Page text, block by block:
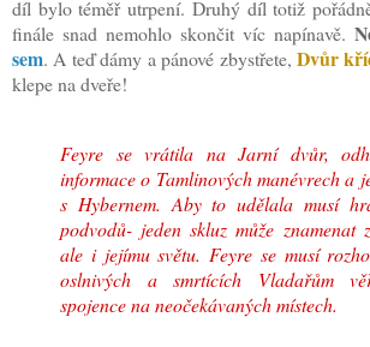
díl bylo téměř utrpení. Druhý díl totiž
finále snad nemohlo skončit víc napínavě.
sem. A teď dámy a pánové zbystřete, Dvůr
klepe na dveře!
Feyre se vrátila na Jarní dvůr,
informace o Tamlinových manévrech a
s Hybernem. Aby to udělala musí
podvodů- jeden skluz může znamenat
ale i jejímu světu. Feyre se musí
oslnivých a smrtících Vladařům
spojence na neočekávaných místech.